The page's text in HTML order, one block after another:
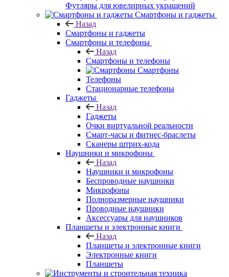
Футляры для ювелирных украшений
Смартфоны и гаджеты
Назад
Смартфоны и гаджеты
Смартфоны и телефоны
Назад
Смартфоны и телефоны
Смартфоны
Телефоны
Стационарные телефоны
Гаджеты
Назад
Гаджеты
Очки виртуальной реальности
Смарт-часы и фитнес-браслеты
Сканеры штрих-кода
Наушники и микрофоны
Назад
Наушники и микрофоны
Беспроводные наушники
Микрофоны
Полноразмерные наушники
Проводные наушники
Аксессуары для наушников
Планшеты и электронные книги
Назад
Планшеты и электронные книги
Электронные книги
Планшеты